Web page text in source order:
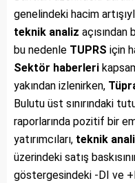
genelindeki hacim
teknik analiz açısından
bu nedenle TUPRS için
Sektör haberleri
yakından izlenirken,
Bulutu üst sınırındaki
raporlarında pozitif bir
yatırımcıları, teknik
üzerindeki satış
göstergesindeki -DI ve